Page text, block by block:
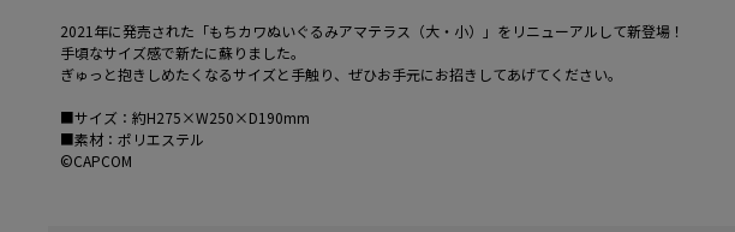
2021年に発売された「もちカワぬいぐるみアマテラス（大・小）」をリニューアルして新登場！
手頃なサイズ感で新たに蘇りました。
ぎゅっと抱きしめたくなるサイズと手触り、ぜひお手元にお招きしてあげてください。
■サイズ：約H275×W250×D190mm
■素材：ポリエステル
©CAPCOM